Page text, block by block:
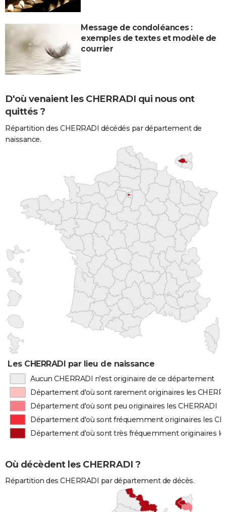
Message de condoléances :
exemples de textes et modèle de
courrier
D'où venaient les CHERRADI qui nous ont
quittés ?
Répartition des CHERRADI décédés par département de
naissance.
Les CHERRADI par lieu de naissance
Aucun CHERRADI n'est originaire de ce département
Département d'où sont rarement originaires les
Département d'où sont peu originaires les CHERRADI
Département d'où sont fréquemment originaires les
Département d'où sont très fréquemment originaires
Où décèdent les CHERRADI ?
Répartition des CHERRADI par département de décès.